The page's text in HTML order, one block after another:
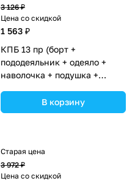
3 126 ₽
Цена со скидкой
1 563 ₽
КПБ 13 пр (борт +
пододеяльник + одеяло +
наволочка + подушка +
(№1146-0-1бб_05) цвета в
ассортименте.
В корзину
Старая цена
3 972 ₽
Цена со скидкой